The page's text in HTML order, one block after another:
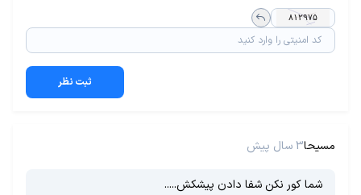
ثبت نظر
مسیحا3 سال پیش
شما کور نکن شفا دادن پیشکش.....